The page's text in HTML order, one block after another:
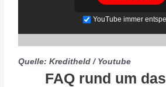
YouTube immer
Quelle: Kreditheld / Youtube
FAQ rund um